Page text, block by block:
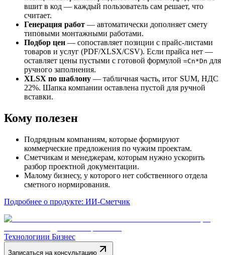
вшит в код — каждый пользователь сам решает, что
считает.
Генерация работ — автоматически дополняет смету
типовыми монтажными работами.
Подбор цен — сопоставляет позиции с прайс‑листами
товаров и услуг (PDF/XLSX/CSV). Если прайса нет —
оставляет цены пустыми с готовой формулой =Cn*Dn для
ручного заполнения.
XLSX по шаблону — табличная часть, итог SUM, НДС
22%. Шапка компании оставлена пустой для ручной
вставки.
Кому полезен
Подрядным компаниям, которые формируют
коммерческие предложения по чужим проектам.
Сметчикам и менеджерам, которым нужно ускорить
разбор проектной документации.
Малому бизнесу, у которого нет собственного отдела
сметного нормирования.
Подробнее о продукте: ИИ-Сметчик
Технологиии Бизнес
Записаться на консультацию